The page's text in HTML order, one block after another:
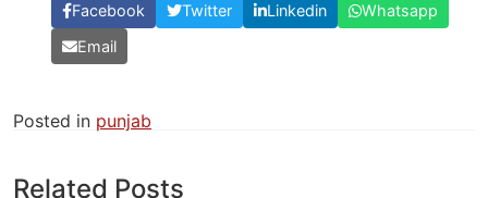
Facebook Twitter Linkedin
Whatsapp
Email
Posted in punjab
Related Posts